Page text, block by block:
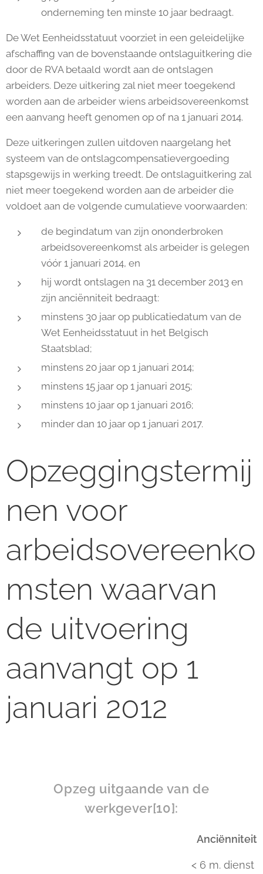
onderneming ten minste 10 jaar bedraagt.
De Wet Eenheidsstatuut voorziet in een geleidelijke
afschaffing van de bovenstaande ontslaguitkering die
door de RVA betaald wordt aan de ontslagen
arbeiders. Deze uitkering zal niet meer toegekend
worden aan de arbeider wiens arbeidsovereenkomst
een aanvang heeft genomen op of na 1 januari 2014.
Deze uitkeringen zullen uitdoven naargelang het
systeem van de ontslagcompensatievergoeding
stapsgewijs in werking treedt. De ontslaguitkering zal
niet meer toegekend worden aan de arbeider die
voldoet aan de volgende cumulatieve voorwaarden:
de begindatum van zijn ononderbroken
arbeidsovereenkomst als arbeider is gelegen
vóór 1 januari 2014, en
hij wordt ontslagen na 31 december 2013 en
zijn anciënniteit bedraagt:
minstens 30 jaar op publicatiedatum van de
Wet Eenheidsstatuut in het Belgisch
Staatsblad;
minstens 20 jaar op 1 januari 2014;
minstens 15 jaar op 1 januari 2015;
minstens 10 jaar op 1 januari 2016;
minder dan 10 jaar op 1 januari 2017.
Opzeggingstermij
nen voor
arbeidsovereenko
msten waarvan
de uitvoering
aanvangt op 1
januari 2012
Opzeg uitgaande van de
werkgever[10]:
Anciënniteit
< 6 m. dienst